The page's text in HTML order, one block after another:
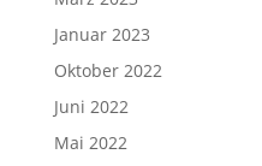
Januar 2023
Oktober 2022
Juni 2022
Mai 2022